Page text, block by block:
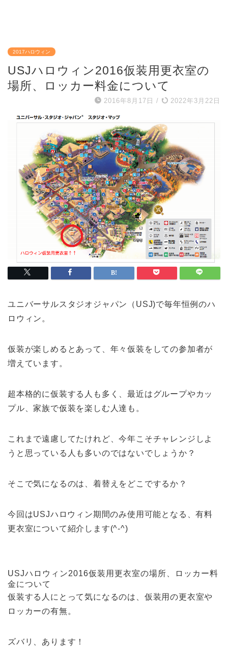
2017ハロウィン
USJハロウィン2016仮装用更衣室の
場所、ロッカー料金について
2016年8月17日 / 2022年3月22日
ユニバーサルスタジオジャパン（USJ)で毎年恒例のハ
ロウィン。
仮装が楽しめるとあって、年々仮装をしての参加者が
増えています。
超本格的に仮装する人も多く、最近はグループやカッ
プル、家族で仮装を楽しむ人達も。
これまで遠慮してたけれど、今年こそチャレンジしよ
うと思っている人も多いのではないでしょうか？
そこで気になるのは、着替えをどこでするか？
今回はUSJハロウィン期間のみ使用可能となる、有料
更衣室について紹介します(^-^)
USJハロウィン2016仮装用更衣室の場所、ロッカー料
金について
仮装する人にとって気になるのは、仮装用の更衣室や
ロッカーの有無。
ズバリ、あります！